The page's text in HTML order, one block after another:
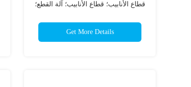
قطاع الأنابيب؛ قطاع الأنابيب؛ آلة القطع؛
Get More Details